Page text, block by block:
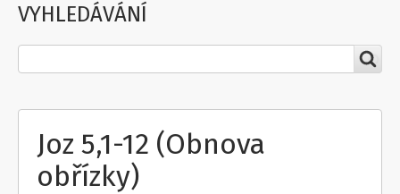
VYHLEDÁVÁNÍ
Joz 5,1-12 (Obnova
obřízky)